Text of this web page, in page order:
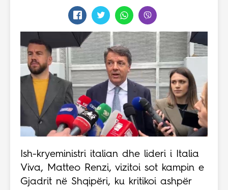
Ish-kryeministri italian dhe lideri i Italia
Viva, Matteo Renzi, vizitoi sot kampin e
Gjadrit në Shqipëri, ku kritikoi ashpër